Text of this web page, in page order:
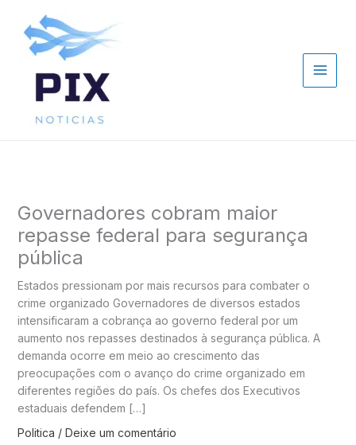
conteúdo
Governadores cobram maior
repasse federal para segurança
pública
Estados pressionam por mais recursos para combater o
crime organizado Governadores de diversos estados
intensificaram a cobrança ao governo federal por um
aumento nos repasses destinados à segurança pública. A
demanda ocorre em meio ao crescimento das
preocupações com o avanço do crime organizado em
diferentes regiões do país. Os chefes dos Executivos
estaduais defendem […]
Politica / Deixe um comentário